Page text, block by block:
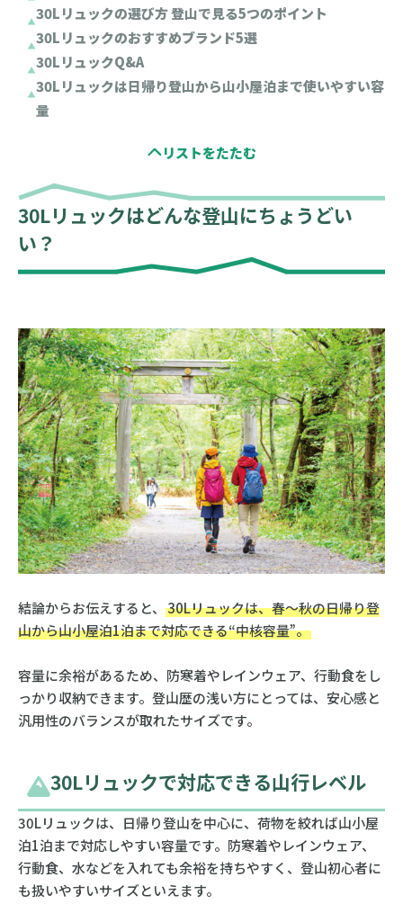
30Lリュックの選び方 登山で見る5つのポイント
30Lリュックのおすすめブランド5選
30LリュックQ&A
30Lリュックは日帰り登山から山小屋泊まで使いやすい容
量
30Lリュックはどんな登山にちょうどい
い？
結論からお伝えすると、 30Lリュックは、春〜秋の日帰り登
山から山小屋泊1泊まで対応できる“中核容量”。
容量に余裕があるため、防寒着やレインウェア、行動食をし
っかり収納できます。登山歴の浅い方にとっては、安心感と
汎用性のバランスが取れたサイズです。
30Lリュックで対応できる山行レベル
30Lリュックは、日帰り登山を中心に、荷物を絞れば山小屋
泊1泊まで対応しやすい容量です。防寒着やレインウェア、
行動食、水などを入れても余裕を持ちやすく、登山初心者に
も扱いやすいサイズといえます。